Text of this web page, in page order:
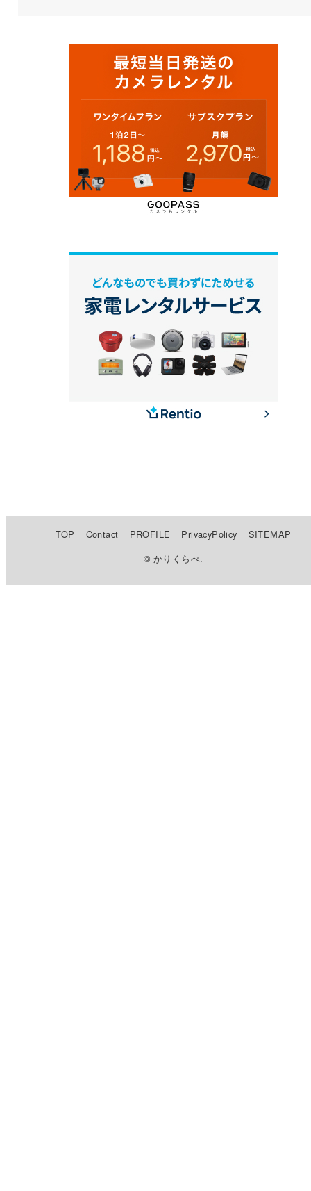
TOP Contact PROFILE PrivacyPolicy
SITEMAP
© かりくらべ.